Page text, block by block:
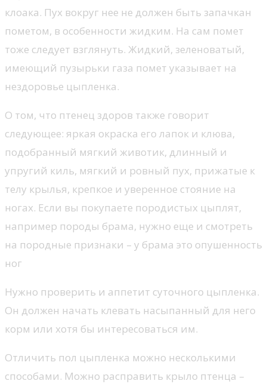
клоака. Пух вокруг нее не должен быть запачкан
пометом, в особенности жидким. На сам помет
тоже следует взглянуть. Жидкий, зеленоватый,
имеющий пузырьки газа помет указывает на
нездоровье цыпленка.
О том, что птенец здоров также говорит
следующее: яркая окраска его лапок и клюва,
подобранный мягкий животик, длинный и
упругий киль, мягкий и ровный пух, прижатые к
телу крылья, крепкое и уверенное стояние на
ногах. Если вы покупаете породистых цыплят,
например породы брама, нужно еще и смотреть
на породные признаки – у брама это опушенность
ног
Нужно проверить и аппетит суточного цыпленка.
Он должен начать клевать насыпанный для него
корм или хотя бы интересоваться им.
Отличить пол цыпленка можно несколькими
способами. Можно расправить крыло птенца –